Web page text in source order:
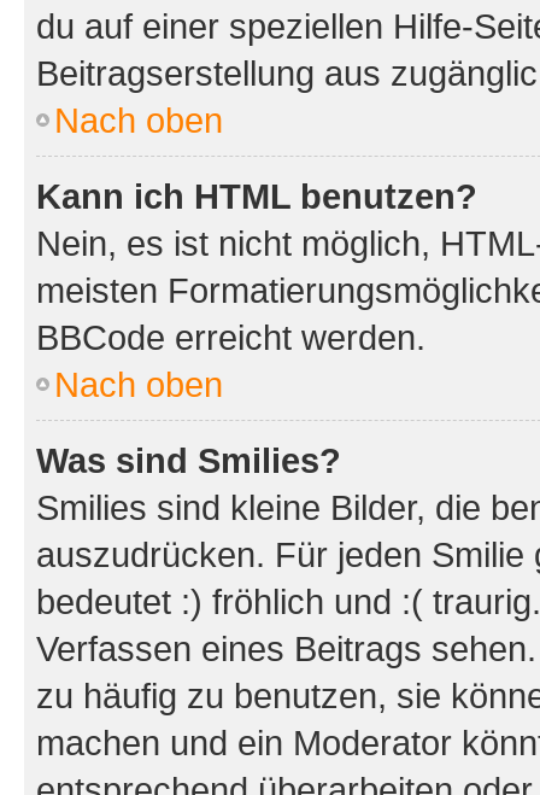
du auf einer speziellen Hilfe-
Beitragserstellung aus
Nach oben
Kann ich HTML benutzen?
Nein, es ist nicht möglich,
meisten
BBCode erreicht werden.
Nach oben
Was sind Smilies?
Smilies sind kleine Bilder, die
auszudrücken. Für jeden
bedeutet :) fröhlich und :(
Verfassen eines Beitrags
zu häufig zu benutzen, sie
machen und ein Moderator